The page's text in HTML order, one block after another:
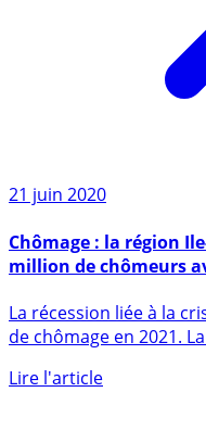
21 juin 2020
million de chômeurs
de chômage en 2021.